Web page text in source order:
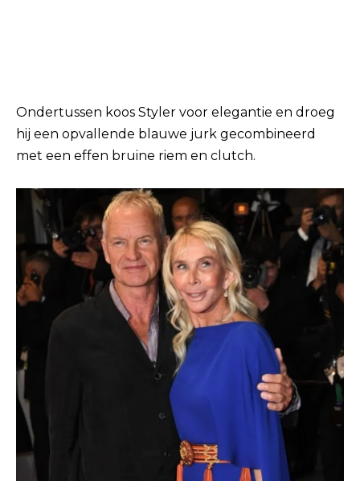
Ondertussen koos Styler voor elegantie en droeg
hij een opvallende blauwe jurk gecombineerd
met een effen bruine riem en clutch.